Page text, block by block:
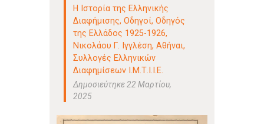
Η Ιστορία της Ελληνικής
Διαφήμισης,Οδηγοί,Οδηγός
της Ελλάδος 1925-1926,
Νικολάου Γ. Ιγγλέση, Αθήναι,
Συλλογές Ελληνικών
Διαφημίσεων Ι.Μ.Τ.Ι.Ι.Ε.
Δημοσιεύτηκε 22 Μαρτίου,
2025